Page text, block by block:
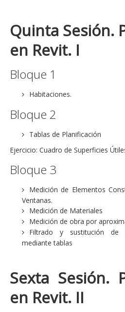
Quinta Sesión.
en Revit. I
Bloque 1
Habitaciones.
Bloque 2
Tablas de Planificación
Ejercicio: Cuadro de Superficies
Bloque 3
Medición de Elementos
Ventanas.
Medición de Materiales
Medición de obra por
Filtrado y sustitución de
mediante tablas
Sexta Sesión.
en Revit. II